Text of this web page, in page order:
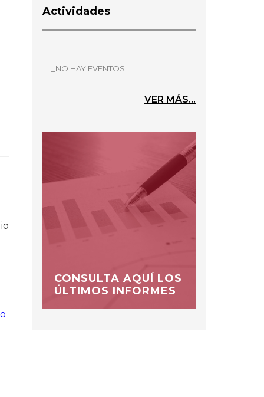
Actividades
_NO HAY EVENTOS
VER MÁS...
CONSULTA AQUÍ LOS
ÚLTIMOS INFORMES